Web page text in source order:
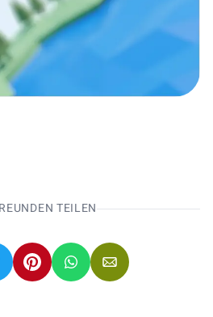
direkt online buchen
.
Fort Lauderdale
TEILEN